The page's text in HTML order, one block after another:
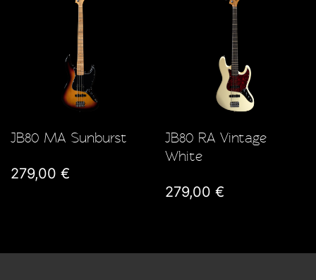
JB80 MA Sunburst
279,00 €
JB80 RA Vintage
White
279,00 €